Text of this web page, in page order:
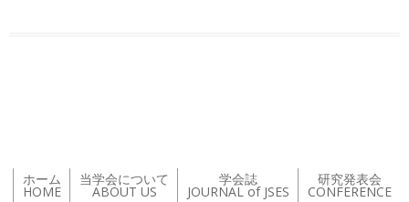
ホーム
HOME
当学会について
ABOUT US
学会誌
JOURNAL of JSES
研究発表会
CONFERENCE